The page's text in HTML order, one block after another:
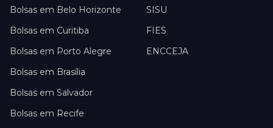
Bolsas em Belo Horizonte
Bolsas em Curitiba
Bolsas em Porto Alegre
Bolsas em Brasília
Bolsas em Salvador
Bolsas em Recife
SISU
FIES
ENCCEJA